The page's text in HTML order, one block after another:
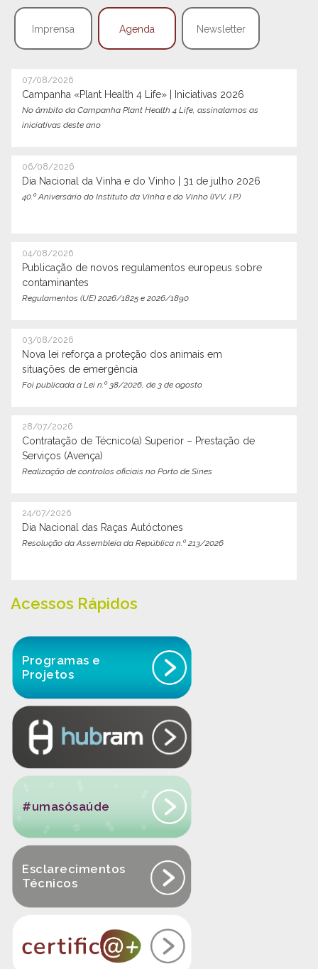
Imprensa Agenda Newsletter
07/08/2026
Campanha «Plant Health 4 Life» | Iniciativas 2026
No âmbito da Campanha Plant Health 4 Life, assinalamos as
iniciativas deste ano
06/08/2026
Dia Nacional da Vinha e do Vinho | 31 de julho 2026
40.º Aniversário do Instituto da Vinha e do Vinho (IVV, I.P.)
04/08/2026
Publicação de novos regulamentos europeus sobre
contaminantes
Regulamentos (UE) 2026/1825 e 2026/1890
03/08/2026
Nova lei reforça a proteção dos animais em
situações de emergência
Foi publicada a Lei n.º 38/2026, de 3 de agosto
28/07/2026
Contratação de Técnico(a) Superior – Prestação de
Serviços (Avença)
Realização de controlos oficiais no Porto de Sines
24/07/2026
Dia Nacional das Raças Autóctones
Resolução da Assembleia da República n.º 213/2026
Acessos Rápidos
Programas e
Projetos
#umasósaúde
Esclarecimentos
Técnicos